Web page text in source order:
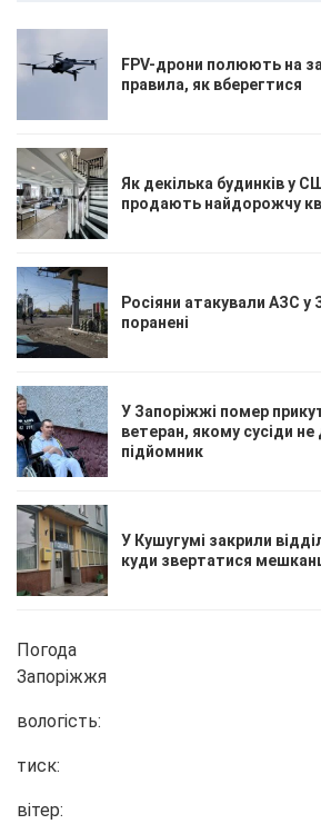
FPV-дрони полюють на
правила, як вберегтися
Як декілька будинків у
продають найдорожчу
Росіяни атакували АЗС у
поранені
У Запоріжжі помер
ветеран, якому сусіди
підйомник
У Кушугумі закрили
куди звертатися
Погода
Запоріжжя
вологість:
тиск:
вітер: